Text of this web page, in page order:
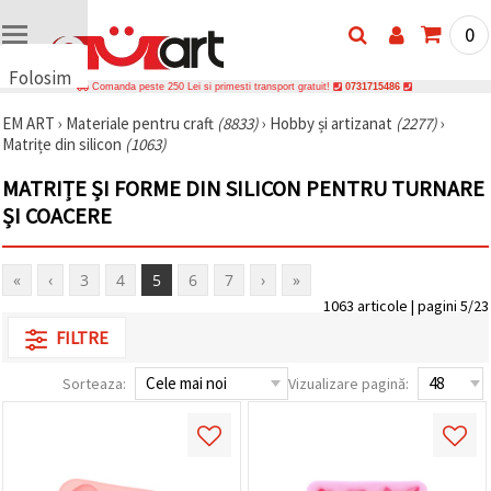
Folosim
uri
🍪 Folosim
și
tehnologii
similare
pentru a
asigura
funcționarea
corectă a
pentru a vă
îmbunătăți
acordul
0
Comanda peste 250 Lei si primesti transport gratuit! 0731715486
EM ART › Materiale pentru craft (8833)› Hobby și artizanat (2277)›
Matrițe din silicon (1063)
MATRIȚE ȘI FORME DIN SILICON PENTRU TURNARE
ȘI COACERE
« ‹ 3 4 5 6 7 › »
1063 articole | pagini 5/23
FILTRE
Sorteaza: Vizualizare pagină: